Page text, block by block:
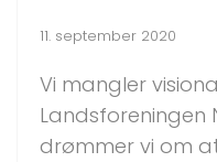
11. september 2020
Vi mangler
Landsforeningen
drømmer vi om